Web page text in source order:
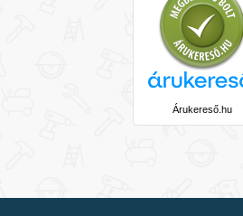
Árukereső.hu